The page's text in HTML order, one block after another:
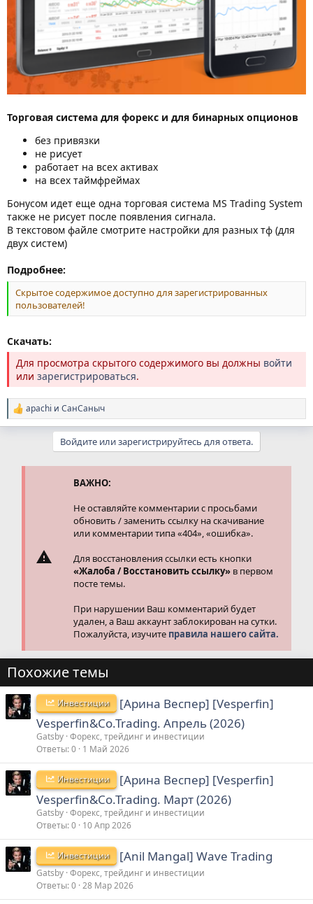
Торговая система для форекс и для бинарных опционов
без привязки
не рисует
работает на всех активах
на всех таймфреймах
Бонусом идет еще одна торговая система MS Trading System
также не рисует после появления сигнала.
В текстовом файле смотрите настройки для разных тф (для
двух систем)
Подробнее:
Скрытое содержимое доступно для зарегистрированных
пользователей!
Скачать:
Для просмотра скрытого содержимого вы должны войти
или зарегистрироваться.
Р
е
apachi и СанСаныч
Войдите или зарегистрируйтесь для ответа.
ВАЖНО:
Не оставляйте комментарии с просьбами
обновить / заменить ссылку на скачивание
или комментарии типа «404», «ошибка».
Для восстановления ссылки есть кнопки
«Жалоба / Восстановить ссылку» в первом
посте темы.
При нарушении Ваш комментарий будет
удален, а Ваш аккаунт заблокирован на сутки.
Пожалуйста, изучите правила нашего сайта.
Похожие темы
Инвестиции
[Арина Веспер] [Vesperfin]
Vesperfin&Co.Trading. Апрель (2026)
Gatsby Форекс, трейдинг и инвестиции
Ответы 0 1 Май 2026
Инвестиции
[Арина Веспер] [Vesperfin]
Vesperfin&Co.Trading. Март (2026)
Gatsby Форекс, трейдинг и инвестиции
Ответы 0 10 Апр 2026
Инвестиции [Anil Mangal] Wave Trading
Gatsby Форекс, трейдинг и инвестиции
Ответы 0 28 Мар 2026